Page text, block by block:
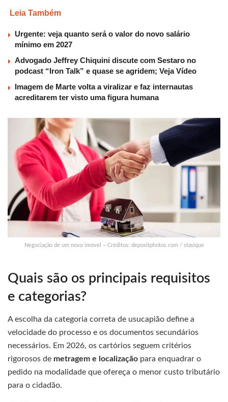
Leia Também
Urgente: veja quanto será o valor do novo salário
mínimo em 2027
Advogado Jeffrey Chiquini discute com Sestaro no
podcast “Iron Talk” e quase se agridem; Veja Vídeo
Imagem de Marte volta a viralizar e faz internautas
acreditarem ter visto uma figura humana
Negociação de um novo imóvel – Créditos: depositphotos.com / stasique
Quais são os principais requisitos
e categorias?
A escolha da categoria correta de usucapião define a
velocidade do processo e os documentos secundários
necessários. Em 2026, os cartórios seguem critérios
rigorosos de metragem e localização para enquadrar o
pedido na modalidade que ofereça o menor custo tributário
para o cidadão.